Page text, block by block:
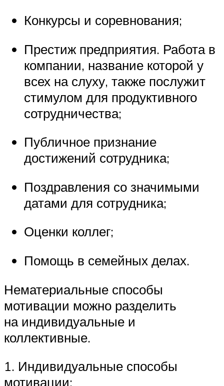
Конкурсы и соревнования;
Престиж предприятия. Работа в
компании, название которой у
всех на слуху, также послужит
стимулом для продуктивного
сотрудничества;
Публичное признание
достижений сотрудника;
Поздравления со значимыми
датами для сотрудника;
Оценки коллег;
Помощь в семейных делах.
Нематериальные способы
мотивации можно разделить
на индивидуальные и
коллективные.
1. Индивидуальные способы
мотивации: